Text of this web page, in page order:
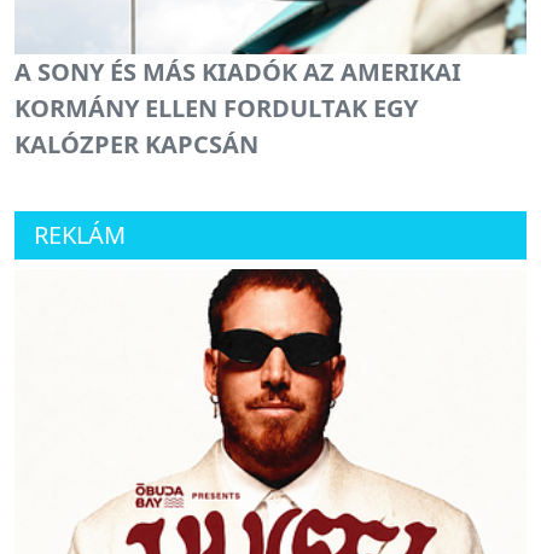
A SONY ÉS MÁS KIADÓK AZ AMERIKAI
KORMÁNY ELLEN FORDULTAK EGY
KALÓZPER KAPCSÁN
REKLÁM